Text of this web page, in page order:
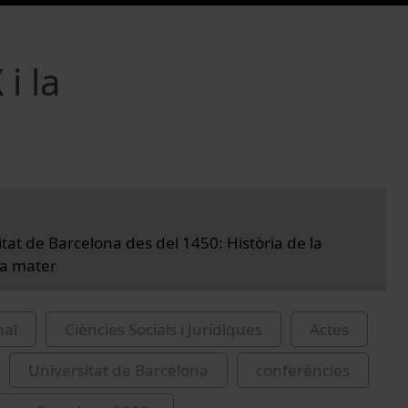
la
de Barcelona des del 1450: Història de la
mater
Ciències Socials i Jurídiques
Actes
Universitat de Barcelona
conferències